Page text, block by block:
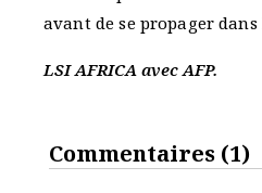
avant de se propager dans
LSI AFRICA avec AFP.
Commentaires (1)